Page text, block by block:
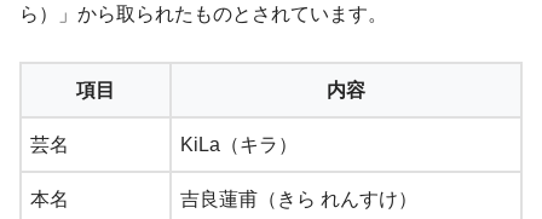
ら）」から取られたものとされています。
項目 内容
芸名 KiLa（キラ）
本名 吉良蓮甫（きら れんすけ）